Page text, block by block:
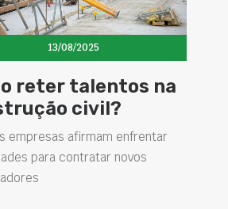
13/08/2025
reter talentos na
civil?
empresas afirmam enfrentar
para contratar novos